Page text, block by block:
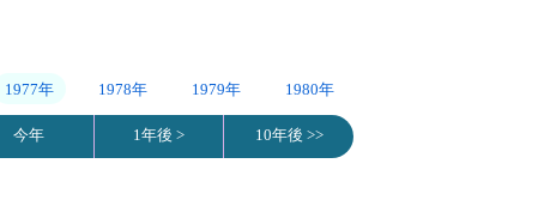
1977年 1978年 1979年 1980年
今年 1年後 > 10年後 >>